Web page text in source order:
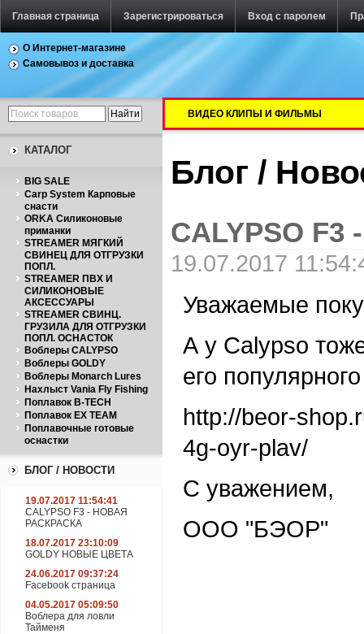
Главная страница Зарегистрироваться Вход с паролем
О Интернет-магазине
Самовывоз и доставка
КАТАЛОГ
BIG SALE
Carp System Карповые
снасти
ORKA Силиконовые
приманки
STREAMER МЯГКИЙ
СВИНЕЦ ДЛЯ ОТГРУЗКИ
ПОПЛ.
STREAMER ПВХ И
СИЛИКОНОВЫЕ
АКСЕССУАРЫ
STREAMER СВИНЦ.
ГРУЗИЛА ДЛЯ ОТГРУЗКИ
ПОПЛ. ОСНАСТОК
Воблеры CALYPSO
Воблеры GOLDY
Воблеры Monarch Lures
Нахлыст Vania Fly Fishing
Поплавок B-TECH
Поплавок EX TEAM
Поплавочные готовые
оснастки
БЛОГ / НОВОСТИ
19.07.2017 11:54:41
CALYPSO F3 - НОВАЯ
РАСКРАСКА
18.07.2017 23:10:09
GOLDY НОВЫЕ ЦВЕТА
24.06.2017 09:37:24
Facebook страница
04.05.2017 05:09:50
Воблера для ловли
Тайменя
ВИДЕО КЛИПЫ И ФИЛЬМЫ
Блог /
CALYPSO
19.07.2017
Уважаемые
А у Calypso
его
http://beor-
4g-oyr-plav/
С уважением,
ООО "БЭОР"